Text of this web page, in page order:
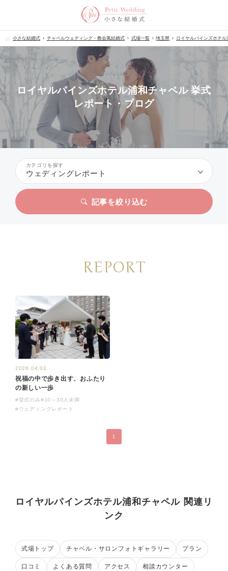
小さな結婚式 チャペルウェディング・教会風結婚式 式場一覧 埼玉県 ロイヤルパインズホテル
ロイヤルパインズホテル浦和チャペル 挙式
レポート・ブログ
カテゴリを探す
ウェディングレポート
記事を絞り込む
REPORT
2026.04.02
祝福の中で歩き出す、おふたり
の新しい一歩
#挙式のみ#10～30人未満
#ウェディングレポート
1
ロイヤルパインズホテル浦和チャペル 関連リ
ンク
式場トップ チャペル・サロンフォトギャラリー プラン
口コミ よくある質問 アクセス 相談カウンター